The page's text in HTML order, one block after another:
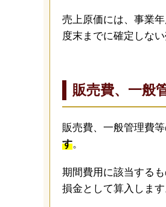
売上原価には、事業
度末までに確定しな
販売費、一般
販売費、一般管理費等
す。
期間費用に該当する
損金として算入します